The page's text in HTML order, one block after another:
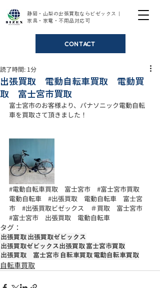
静岡・山梨の出張買取ならビゼックス｜
家具・家電・不用品対応可
CONTACT
出張買取 電動自転車買取 電動買
取 富士宮市買取
読了時間: 1分
富士宮市のお客様より、パナソニック電動自転
車を買取さて頂きました！
#電動自転車買取 富士宮市 #富士宮市買取
電動自転車 #出張買取 電動自転車　富士宮
市 #出張買取ビゼックス ＃買取　富士宮市
#富士宮市 出張買取　電動自転車
タグ：
出張買取 出張買取ゼビックス
出張買取ゼビックス出張買取 富士宮市買取
出張買取 富士宮市 自転車買取 電動自転車買取
自転車買取